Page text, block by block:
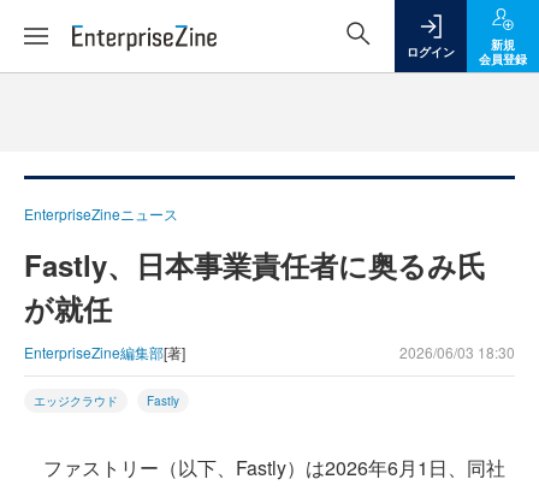
ログイン
新規
会員登録
EnterpriseZineニュース
Fastly、日本事業責任者に奥るみ氏
が就任
EnterpriseZine編集部[著] 2026/06/03 18:30
エッジクラウド Fastly
ファストリー（以下、Fastly）は2026年6月1日、同社